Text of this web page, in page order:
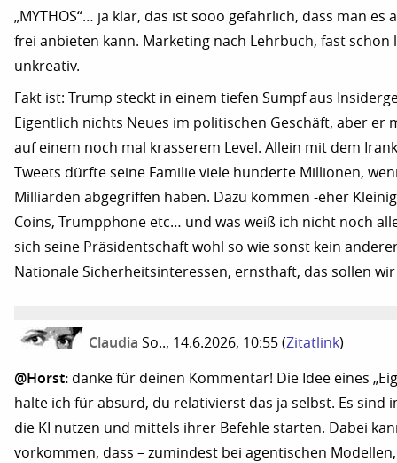
„MYTHOS“… ja klar, das ist sooo gefährlich, dass man es
frei anbieten kann. Marketing nach Lehrbuch, fast schon
unkreativ.
Fakt ist: Trump steckt in einem tiefen Sumpf aus
Eigentlich nichts Neues im politischen Geschäft, aber er
auf einem noch mal krasserem Level. Allein mit dem
Tweets dürfte seine Familie viele hunderte Millionen,
Milliarden abgegriffen haben. Dazu kommen -eher
Coins, Trumpphone etc… und was weiß ich nicht noch
sich seine Präsidentschaft wohl so wie sonst kein
Nationale Sicherheitsinteressen, ernsthaft, das sollen wir
Claudia So.., 14.6.2026, 10:55 (Zitatlink)
@Horst: danke für deinen Kommentar! Die Idee eines
halte ich für absurd, du relativierst das ja selbst. Es sind
die KI nutzen und mittels ihrer Befehle starten. Dabei
vorkommen, dass – zumindest bei agentischen